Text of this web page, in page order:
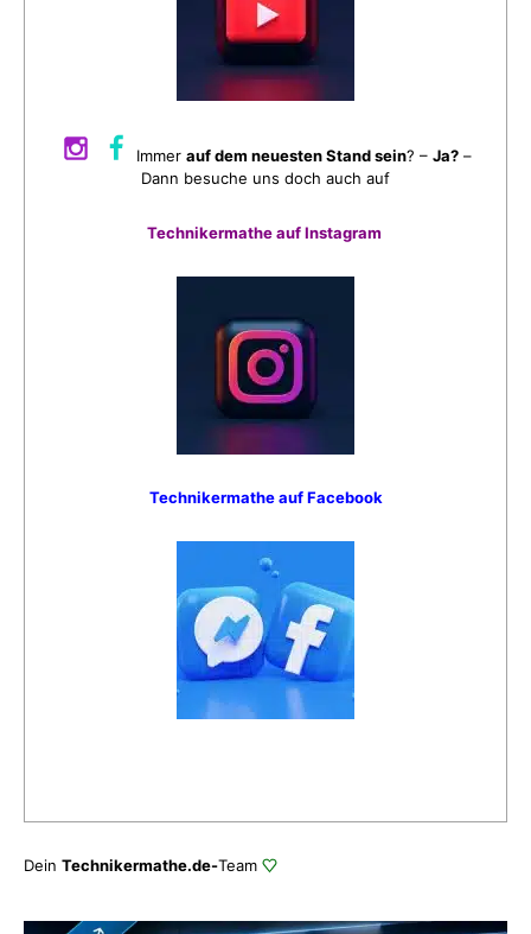
Immer auf dem neuesten Stand sein? – Ja?–
Dann besuche uns doch auch auf
Technikermathe auf Instagram
Technikermathe auf Facebook
Dein Technikermathe.de-Team